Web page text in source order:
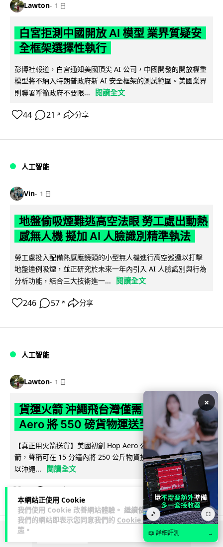
本網站正使用 Cookie
我們使用 Cookie 改善網站體驗。 繼續使用
我們的網站即表示您同意我們的 Cookie 政
策 。
Lawton 1 日
白宮拒測中國開放 AI 模型 業界質疑安
全框架選擇性執行
彭博社報道，白宮通知美國頂尖 AI 公司，中國開發的開放權重
模型將不納入特朗普政府新 AI 安全框架的測試範圍。美國業界
則聯署呼籲政府不要限...
閱讀全文
44 21 ↗ 分享
人工智能
Vin 1 日
地盤偷吸煙難逃高空法眼 勞工處出動熱
感無人機 擬加 AI 人臉識別精準執法
勞工處投入配備熱感應鏡頭的小型無人機進行高空巡邏以打擊
地盤違例吸煙，並正研究於未來一年內引入 AI 人臉識別與行為
分析功能，結合三大技術進一...
閱讀全文
246 57 ↗ 分享
人工智能
Lawton 1 日
貨運火箭 沖繩飛台灣僅需 15 分鐘 Hop
Aero 將 550 磅貨物運送至 725 公里外
【真正用火箭送貨】美國初創 Hop Aero 公開自動駕駛貨運火
箭，聲稱可在 15 分鐘內將 250 公斤物資投送 750 公里外，並
以沖繩...
閱讀全文
×
🎵 ⛶
📖 詳細評測 →